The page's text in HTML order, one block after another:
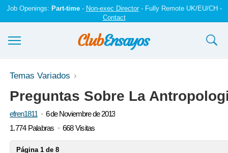
Job Openings: Part-time- Non-exec Director- Fully Remote UK/EU/CH -
Contact
Ensayos y trabajos
Registrarse
Iniciar sesión
Temas Variados
Preguntas Sobre La
efren1811
6 de Noviembre de 2013
1.774 Palabras
668 Visitas
Página 1 de 8